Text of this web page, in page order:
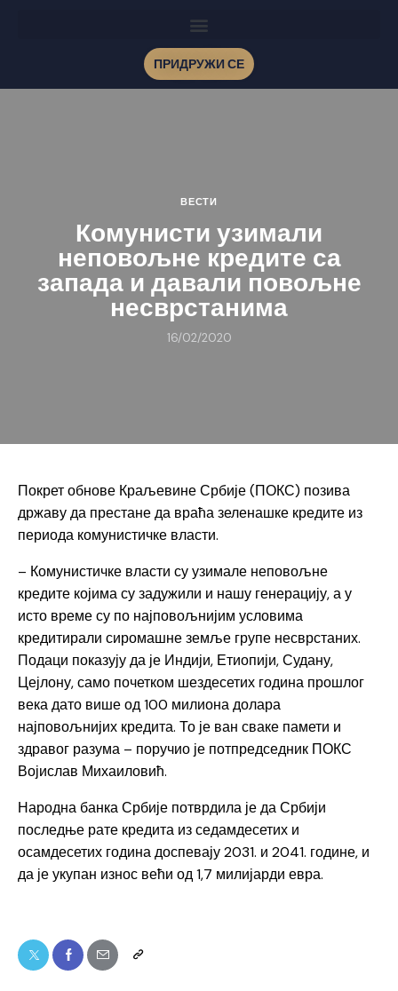
ПРИДРУЖИ СЕ
ВЕСТИ
Комунисти узимали
неповољне кредите са
запада и давали повољне
несврстанима
16/02/2020
Покрет обнове Краљевине Србије (ПОКС) позива
државу да престане да враћа зеленашке кредите из
периода комунистичке власти.
– Комунистичке власти су узимале неповољне
кредите којима су задужили и нашу генерацију, а у
исто време су по најповољнијим условима
кредитирали сиромашне земље групе несврстаних.
Подаци показују да је Индији, Етиопији, Судану,
Цејлону, само почетком шездесетих година прошлог
века дато више од 100 милиона долара
најповољнијих кредита. То је ван сваке памети и
здравог разума – поручио је потпредседник ПОКС
Војислав Михаиловић.
Народна банка Србије потврдила је да Србији
последње рате кредита из седамдесетих и
осамдесетих година доспевају 2031. и 2041. године, и
да је укупан износ већи од 1,7 милијарди евра.